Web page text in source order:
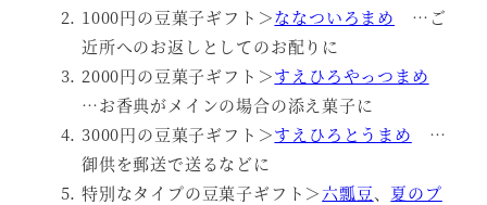
1000円の豆菓子ギフト＞ななついろまめ …ご
近所へのお返しとしてのお配りに
2000円の豆菓子ギフト＞すえひろやっつまめ
…お香典がメインの場合の添え菓子に
3000円の豆菓子ギフト＞すえひろとうまめ …
御供を郵送で送るなどに
特別なタイプの豆菓子ギフト＞六瓢豆、 夏のプ